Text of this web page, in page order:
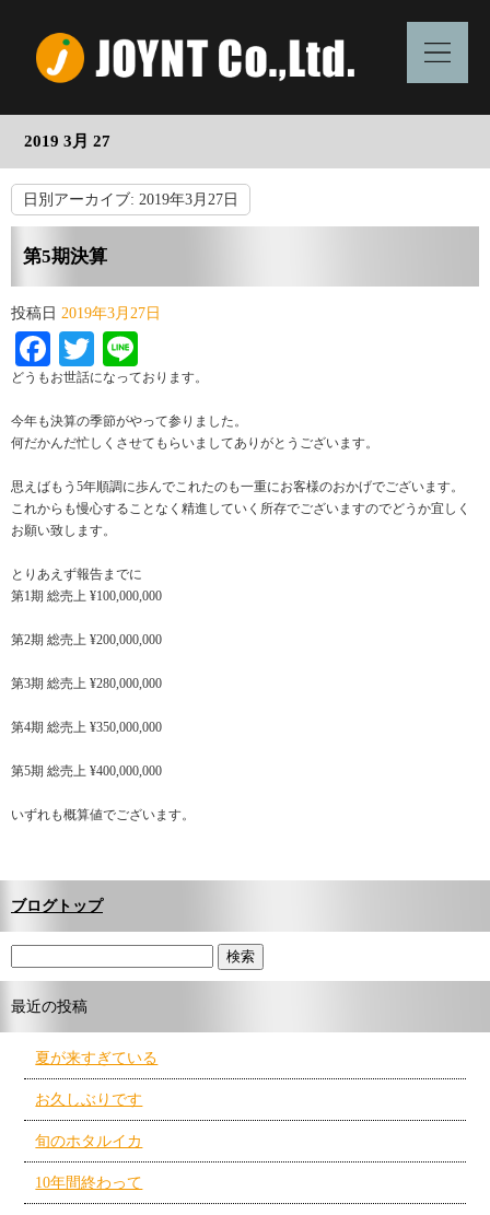
2019 3月 27
日別アーカイブ: 2019年3月27日
第5期決算
投稿日 2019年3月27日
Facebook
Twitter
どうもお世話になっております。
今年も決算の季節がやって参りました。
何だかんだ忙しくさせてもらいましてありがとうございます。
思えばもう5年順調に歩んでこれたのも一重にお客様のおかげでございます。
これからも慢心することなく精進していく所存でございますのでどうか宜しく
お願い致します。
とりあえず報告までに
第1期 総売上 ¥100,000,000
第2期 総売上 ¥200,000,000
第3期 総売上 ¥280,000,000
第4期 総売上 ¥350,000,000
第5期 総売上 ¥400,000,000
いずれも概算値でございます。
ブログトップ
最近の投稿
夏が来すぎている
お久しぶりです
旬のホタルイカ
10年間終わって